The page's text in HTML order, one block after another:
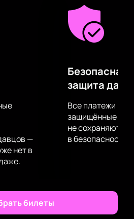
сцене VK Stadium, который
популярных площадок в
и просторное место,
комфорт всех посетителей.
шоу, которые создадут
можно у нас на сайте. Мы
и безопасность покупки. Не
окунуться в мир музыки
незабываемый вечер в
музыкантов.
—
нет в
Безопасная
защита
Все платежи
защищённые
не сохраняются
в безопасности.
билеты